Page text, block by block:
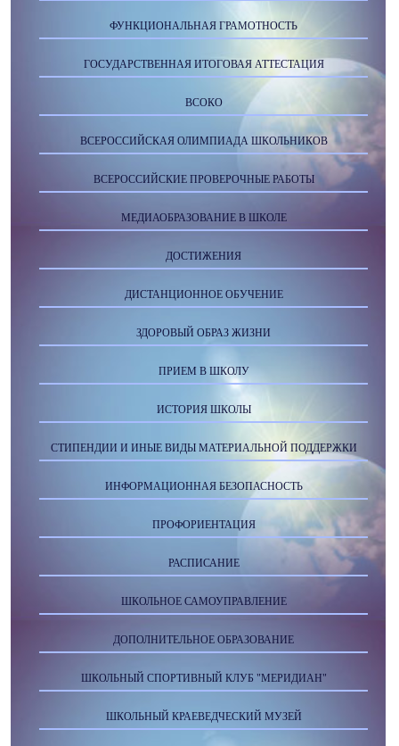
ФУНКЦИОНАЛЬНАЯ ГРАМОТНОСТЬ
ГОСУДАРСТВЕННАЯ ИТОГОВАЯ АТТЕСТАЦИЯ
ВСОКО
ВСЕРОССИЙСКАЯ ОЛИМПИАДА ШКОЛЬНИКОВ
ВСЕРОССИЙСКИЕ ПРОВЕРОЧНЫЕ РАБОТЫ
МЕДИАОБРАЗОВАНИЕ В ШКОЛЕ
ДОСТИЖЕНИЯ
ДИСТАНЦИОННОЕ ОБУЧЕНИЕ
ЗДОРОВЫЙ ОБРАЗ ЖИЗНИ
ПРИЕМ В ШКОЛУ
ИСТОРИЯ ШКОЛЫ
СТИПЕНДИИ И ИНЫЕ ВИДЫ МАТЕРИАЛЬНОЙ ПОДДЕРЖКИ
ИНФОРМАЦИОННАЯ БЕЗОПАСНОСТЬ
ПРОФОРИЕНТАЦИЯ
РАСПИСАНИЕ
ШКОЛЬНОЕ САМОУПРАВЛЕНИЕ
ДОПОЛНИТЕЛЬНОЕ ОБРАЗОВАНИЕ
ШКОЛЬНЫЙ СПОРТИВНЫЙ КЛУБ "МЕРИДИАН"
ШКОЛЬНЫЙ КРАЕВЕДЧЕСКИЙ МУЗЕЙ